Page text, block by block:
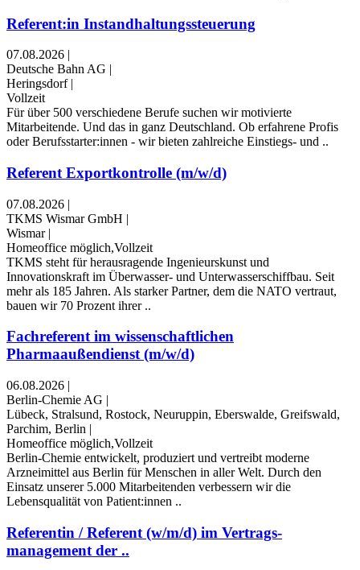
Referent:in Instandhaltungssteuerung
07.08.2026 |
Deutsche Bahn AG |
Heringsdorf |
Vollzeit
Für über 500 verschiedene Berufe suchen wir motivierte
Mitarbeitende. Und das in ganz Deutschland. Ob erfahrene Profis
oder Berufsstarter:innen - wir bieten zahlreiche Einstiegs- und ..
Referent Exportkontrolle (m/w/d)
07.08.2026 |
TKMS Wismar GmbH |
Wismar |
Homeoffice möglich,Vollzeit
TKMS steht für herausragende Ingenieurskunst und
Innovationskraft im Überwasser- und Unterwasserschiffbau. Seit
mehr als 185 Jahren. Als starker Partner, dem die NATO vertraut,
bauen wir 70 Prozent ihrer ..
Fachreferent im wissenschaftlichen
Pharmaaußendienst (m/w/d)
06.08.2026 |
Berlin-Chemie AG |
Lübeck, Stralsund, Rostock, Neuruppin, Eberswalde, Greifswald,
Parchim, Berlin |
Homeoffice möglich,Vollzeit
Berlin-Chemie entwickelt, produziert und vertreibt moderne
Arzneimittel aus Berlin für Menschen in aller Welt. Durch den
Einsatz unserer 5.000 Mitarbeitenden verbessern wir die
Lebensqualität von Patient:innen ..
Referentin / Referent (w/m/d) im Vertrags­
management der ..